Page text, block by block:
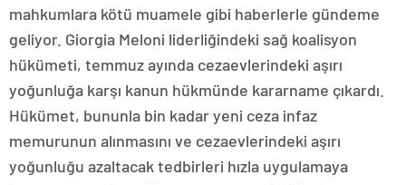
mahkumlara kötü muamele gibi haberlerle gündeme
geliyor. Giorgia Meloni liderliğindeki sağ koalisyon
hükümeti, temmuz ayında cezaevlerindeki aşırı
yoğunluğa karşı kanun hükmünde kararname çıkardı.
Hükümet, bununla bin kadar yeni ceza infaz
memurunun alınmasını ve cezaevlerindeki aşırı
yoğunluğu azaltacak tedbirleri hızla uygulamaya